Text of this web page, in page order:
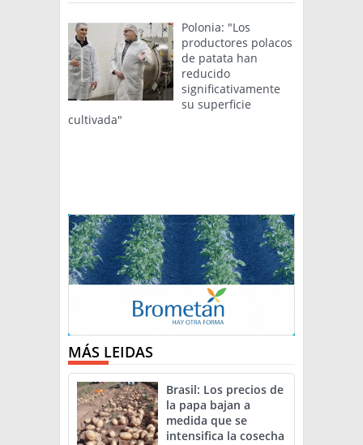
Polonia: "Los
productores polacos
de patata han
reducido
significativamente
su superficie
cultivada"
MÁS LEIDAS
Brasil: Los precios de
la papa bajan a
medida que se
intensifica la cosecha